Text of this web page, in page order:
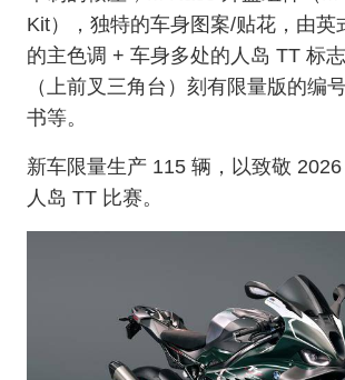
Kit），独特的车身图案/贴花，由英
的主色调 + 车身多处的人岛 TT 标
（上前叉三角台）刻有限量版的编
书等。
新车限量生产 115 辆，以致敬
人岛 TT 比赛。